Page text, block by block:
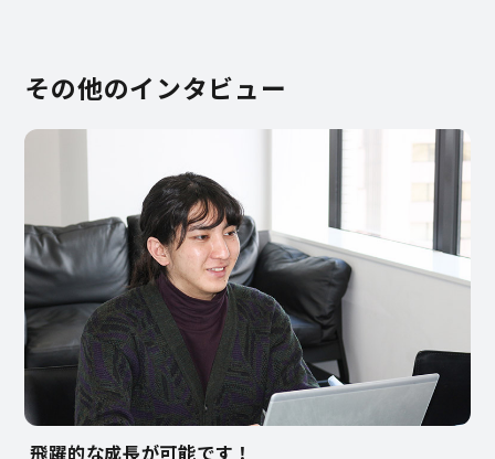
その他のインタビュー
飛躍的な成長が可能です！